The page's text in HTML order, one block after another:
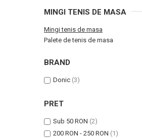
MINGI TENIS DE MASA
Mingi tenis de masa
Palete de tenis de masa
BRAND
Donic (3)
PRET
Sub 50 RON (2)
200 RON - 250 RON (1)